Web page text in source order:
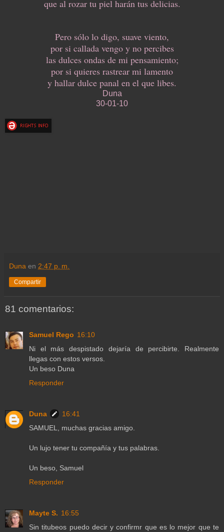
que al rozar tu piel harán tus delicias.
Pero sólo lo digo, suave viento,
por si callada vengo y no percibes
las dulces ondas de mi pensamiento;
por si quieres rastrear mi lamento
y hallar dulce panal en el que libes.
Duna
30-01-10
Duna en 2:47 p. m.
Compartir
81 comentarios:
Samuel Rego 16:10
Ni el más despistado dejaría de percibirte. Realmente
llegas con estos versos.
Un beso Duna
Responder
Duna
16:41
SAMUEL, muchas gracias amigo.
Un lujo tener tu compañía y tus palabras.
Un beso, Samuel
Responder
Mayte S. 16:55
Sin titubeos puedo decir y confirmr que es lo mejor que te